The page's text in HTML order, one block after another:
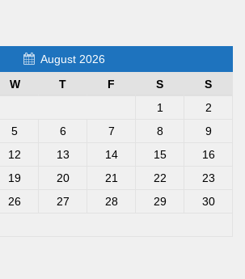
August 2026
W T F S
S
1
2
5 6 7 8
9
12 13 14 15
16
19 20 21 22
23
26 27 28 29
30